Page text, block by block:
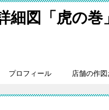
細図「虎の巻
プロフィール 店舗の作